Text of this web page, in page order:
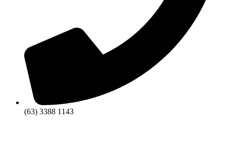
(63) 3388 1143